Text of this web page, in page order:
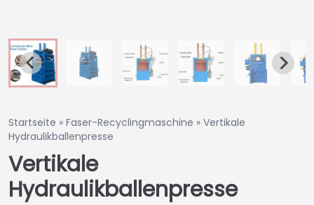
Startseite » Faser-Recyclingmaschine » Vertikale
Hydraulikballenpresse
Vertikale
Hydraulikballenpresse